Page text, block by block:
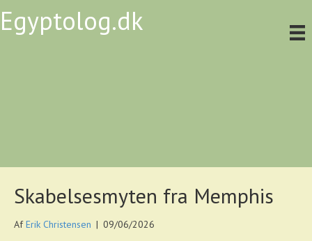
Egyptolog.dk
Skabelsesmyten fra Memphis
AfErik Christensen | 09/06/2026